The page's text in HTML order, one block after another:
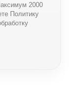
2000
Политику